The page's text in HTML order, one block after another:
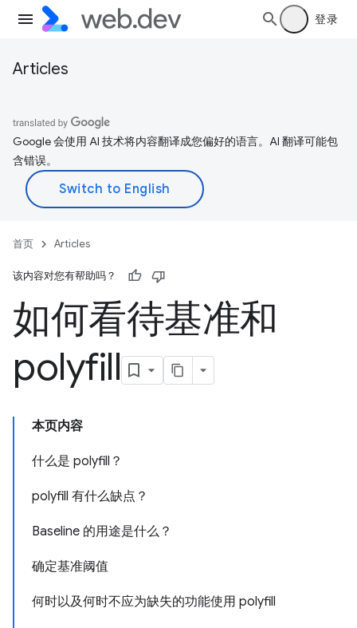
登录
Articles
Google 会使用 AI 技术将内容翻译成您偏好的语言。AI 翻译可能包
含错误。
首页 Articles
该内容对您有帮助吗？
如何看待基准和
polyfill
本页内容
什么是 polyfill？
polyfill 有什么缺点？
Baseline 的用途是什么？
确定基准阈值
何时以及何时不应为缺失的功能使用 polyfill